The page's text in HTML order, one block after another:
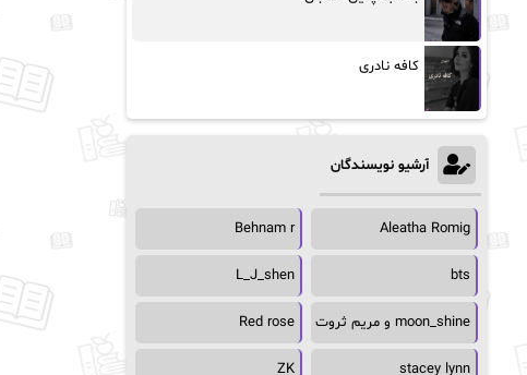
کافه نادری
آرشیو نویسندگان
Aleatha Romig
Behnam r
bts
L_J_shen
moon_shine و مریم ثروت Red rose
stacey lynn
ZK